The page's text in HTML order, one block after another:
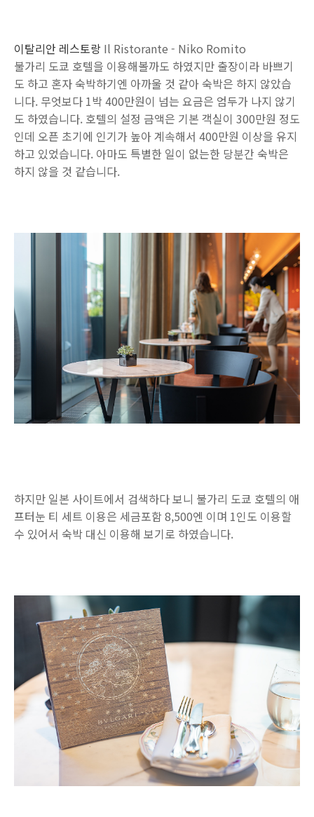
이탈리안 레스토랑 Il Ristorante - Niko Romito
불가리 도쿄 호텔을 이용해볼까도 하였지만 출장이라 바쁘기
도 하고 혼자 숙박하기엔 아까울 것 같아 숙박은 하지 않았습
니다. 무엇보다 1박 400만원이 넘는 요금은 엄두가 나지 않기
도 하였습니다. 호텔의 설정 금액은 기본 객실이 300만원 정도
인데 오픈 초기에 인기가 높아 계속해서 400만원 이상을 유지
하고 있었습니다. 아마도 특별한 일이 없는한 당분간 숙박은
하지 않을 것 같습니다.
하지만 일본 사이트에서 검색하다 보니 불가리 도쿄 호텔의 애
프터눈 티 세트 이용은 세금포함 8,500엔 이며 1인도 이용할
수 있어서 숙박 대신 이용해 보기로 하였습니다.